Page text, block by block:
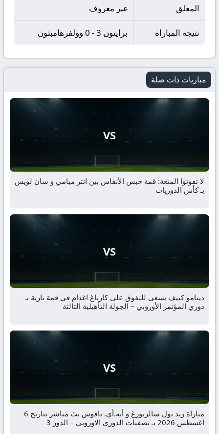
المعلق غير معروف
نتيجة المباراة برايتون 3 - 0 وولفرهامبتون
مباريات ذات صلة
VS
لا تفوتوا المتعة: قمة حبس الأنفاس بين انتر ميامي و سان لويس
بـ كأس الدوريات
VS
دينامو كييف يسعى للتفوق على كارباغ اغدام في قمة نارية بـ
دوري المؤتمر الأوروبي – الجولة التأهيلية الثالثة
VS
مباراة ريد بول سالزبورغ و أيه.أي. بافوس بث مباشر بتاريخ 6
أغسطس 2026 بـ تصفيات الدوري الاوروبي – الدور 3